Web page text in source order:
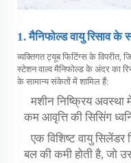
1. मैनिफोल्ड वायु रिसाव के
व्यक्तिगत ट्यूब फिटिंग्स के विपरीत,
स्टेशन वाल्व मैनिफोल्ड के अंदर का
के सामान्य संकेतों में शामिल हैं:
मशीन निष्क्रिय अवस्था
कम आवृत्ति की सिसिंग
एक विशिष्ट वायु
बल की कमी होती है, जो